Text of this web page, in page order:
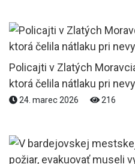
Policajti v Zlatých
ktorá čelila nátlaku pri
24. marec 2026 216